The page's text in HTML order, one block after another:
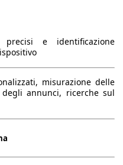
mm
mm
precisi e identificazione
misurazione delle
annunci, ricerche sul